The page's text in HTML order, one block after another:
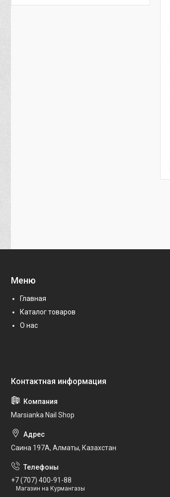
Меню
Главная
Каталог товаров
О нас
Marsianka Nail Shop
Саина 197А, Алматы, Казахстан
+7 (707) 400-91-88
Магазин на Курмангазы